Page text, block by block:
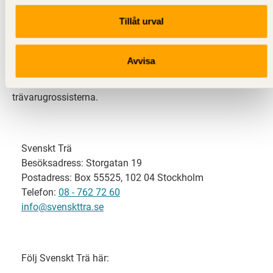
Tillåt urval
Avvisa
Svenskt Trä representerar svensk sågverksindustri
och är en del av branschorganisationen
svensk limträ-, KL-trä- och förpackningsindustri samt
trävarugrossisterna.
Svenskt Trä
Besöksadress: Storgatan 19
Postadress: Box 55525, 102 04 Stockholm
Telefon: 08 - 762 72 60
info@svenskttra.se
Följ Svenskt Trä här: